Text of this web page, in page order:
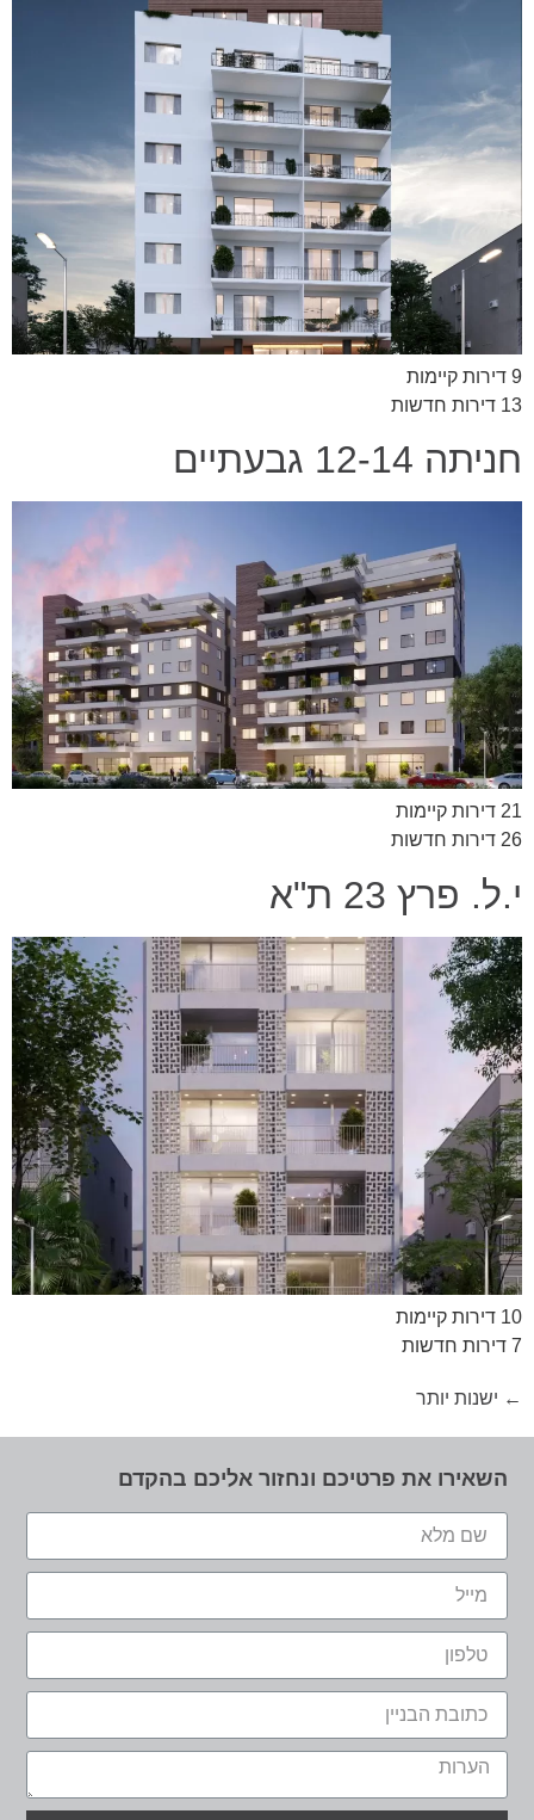
9 דירות קיימות
13 דירות חדשות
חניתה 12-14 גבעתיים
21 דירות קיימות
26 דירות חדשות
י.ל. פרץ 23 ת"א
10 דירות קיימות
7 דירות חדשות
← ישנות יותר
השאירו את פרטיכם ונחזור אליכם בהקדם